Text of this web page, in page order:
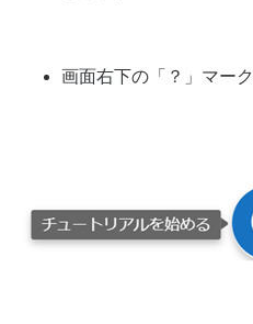
画面右下の「？」マー